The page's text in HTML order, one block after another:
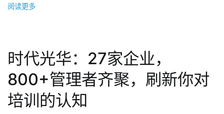
力|
案
例
台
以
激
发
员
工
阅读更多
时代光华：27家企业，
800+管理者齐聚，刷新你对
培训的认知